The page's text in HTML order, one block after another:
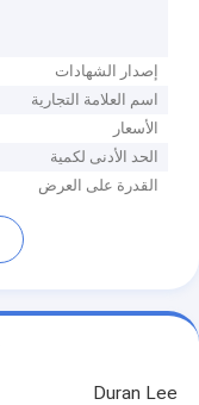
إصدار الشهادات
اسم العلامة التجارية
الأسعار
الحد الأدنى لكمية
القدرة على العرض
Duran Lee